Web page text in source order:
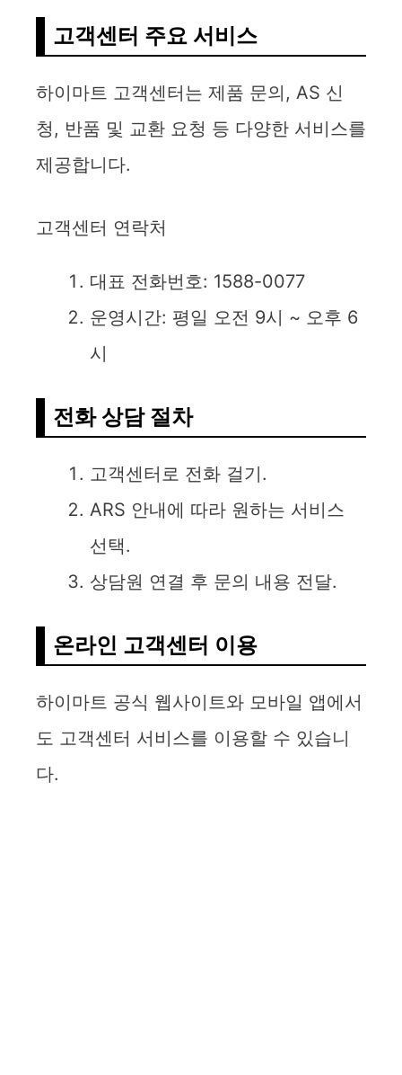
고객센터 주요 서비스
하이마트 고객센터는 제품 문의, AS 신
청, 반품 및 교환 요청 등 다양한 서비스를
제공합니다.
고객센터 연락처
대표 전화번호: 1588-0077
운영시간: 평일 오전 9시 ~ 오후 6
시
전화 상담 절차
고객센터로 전화 걸기.
ARS 안내에 따라 원하는 서비스
선택.
상담원 연결 후 문의 내용 전달.
온라인 고객센터 이용
하이마트 공식 웹사이트와 모바일 앱에서
도 고객센터 서비스를 이용할 수 있습니
다.